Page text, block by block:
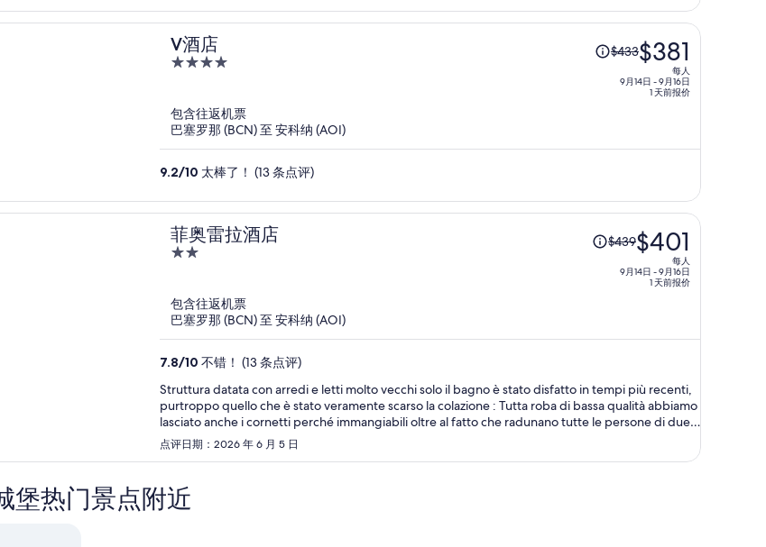
为
人
V酒店
4
5
原
价
为
人
$433$381
每人
9月14日 - 9月16日
1 天前报价
包含往返机票
巴塞罗那 (BCN) 至 安科纳 (AOI)
9.2/10 太棒了！ (13 条点评)
菲奥雷拉酒店
2
5
原
价
为
每
人
$439$401
每人
9月14日 - 9月16日
1 天前报价
包含往返机票
巴塞罗那 (BCN) 至 安科纳 (AOI)
7.8/10 不错！ (13 条点评)
Struttura datata con arredi e letti molto vecchi solo il bagno è stato disfatto in tempi più recenti,
purtroppo quello che è stato veramente scarso la colazione : Tutta roba di bassa qualità abbiamo
lasciato anche i cornetti perché immangiabili oltre al fatto che radunano tutte le persone di due
hotel in una unica struttura rendendo la sala impossibile troppe persone tutte assieme . Il
parcheggio c’è ma è a pagamento e in strada non è facile trovare posto. Peccato con un po’ più
点评日期：2026 年 6 月 5 日
堡热门景点附近